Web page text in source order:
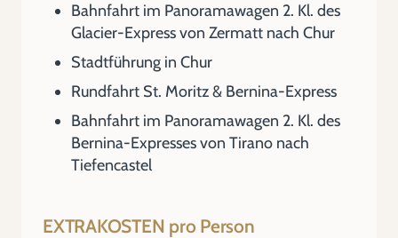
Bahnfahrt im Panoramawagen 2. Kl. des
Glacier-Express von Zermatt nach Chur
Stadtführung in Chur
Rundfahrt St. Moritz & Bernina-Express
Bahnfahrt im Panoramawagen 2. Kl. des
Bernina-Expresses von Tirano nach
Tiefencastel
EXTRAKOSTEN pro Person